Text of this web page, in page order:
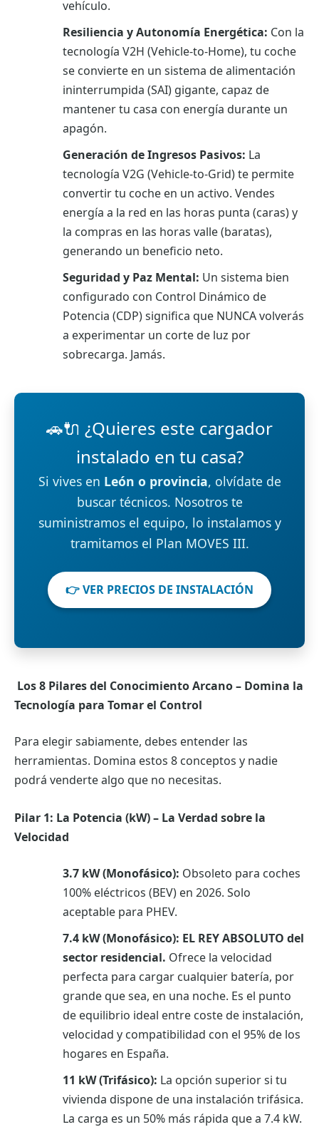
vehículo.
Resiliencia y Autonomía Energética: Con la
tecnología V2H (Vehicle-to-Home), tu coche
se convierte en un sistema de alimentación
ininterrumpida (SAI) gigante, capaz de
mantener tu casa con energía durante un
apagón.
Generación de Ingresos Pasivos: La
tecnología V2G (Vehicle-to-Grid) te permite
convertir tu coche en un activo. Vendes
energía a la red en las horas punta (caras) y
la compras en las horas valle (baratas),
generando un beneficio neto.
Seguridad y Paz Mental: Un sistema bien
configurado con Control Dinámico de
Potencia (CDP) significa que NUNCA volverás
a experimentar un corte de luz por
sobrecarga. Jamás.
🚗🔌 ¿Quieres este cargador
instalado en tu casa?
Si vives en León o provincia, olvídate de
buscar técnicos. Nosotros te
suministramos el equipo, lo instalamos y
tramitamos el Plan MOVES III.
👉 VER PRECIOS DE INSTALACIÓN
Los 8 Pilares del Conocimiento Arcano – Domina la
Tecnología para Tomar el Control
Para elegir sabiamente, debes entender las
herramientas. Domina estos 8 conceptos y nadie
podrá venderte algo que no necesitas.
Pilar 1: La Potencia (kW) – La Verdad sobre la
Velocidad
3.7 kW (Monofásico): Obsoleto para coches
100% eléctricos (BEV) en 2026. Solo
aceptable para PHEV.
7.4 kW (Monofásico): EL REY ABSOLUTO del
sector residencial. Ofrece la velocidad
perfecta para cargar cualquier batería, por
grande que sea, en una noche. Es el punto
de equilibrio ideal entre coste de instalación,
velocidad y compatibilidad con el 95% de los
hogares en España.
11 kW (Trifásico): La opción superior si tu
vivienda dispone de una instalación trifásica.
La carga es un 50% más rápida que a 7.4 kW.